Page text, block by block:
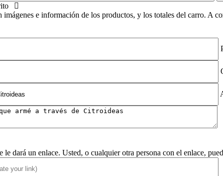
imágenes e información de los productos, y los totales del carro.
le dará un enlace. Usted, o cualquier otra persona con el enlace,